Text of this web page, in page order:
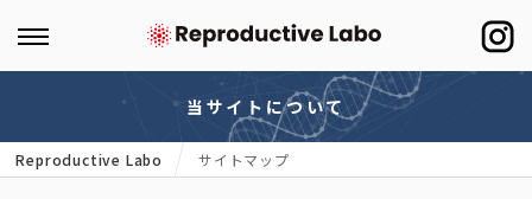
当サイトについて
Reproductive Labo サイトマップ